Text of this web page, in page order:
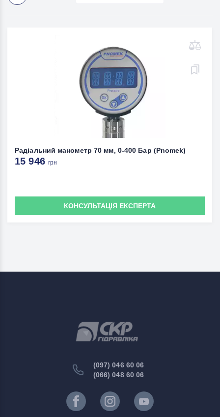
Радіальний манометр 70 мм, 0-400 Бар (Pnomek)
15 946грн
КОНСУЛЬТАЦІЯ ЕКСПЕРТА
(097) 046 60 06
(066) 048 60 06